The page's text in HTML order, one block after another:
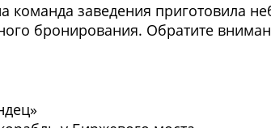
команда заведения приготовила
бронирования. Обратите